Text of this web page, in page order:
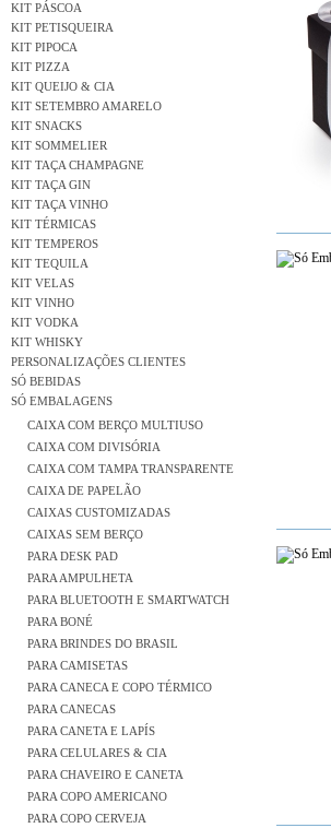
KIT PÁSCOA
KIT PETISQUEIRA
KIT PIPOCA
KIT PIZZA
KIT QUEIJO & CIA
KIT SETEMBRO AMARELO
KIT SNACKS
KIT SOMMELIER
KIT TAÇA CHAMPAGNE
KIT TAÇA GIN
KIT TAÇA VINHO
KIT TÉRMICAS
KIT TEMPEROS
KIT TEQUILA
KIT VELAS
KIT VINHO
KIT VODKA
KIT WHISKY
PERSONALIZAÇÕES CLIENTES
SÓ BEBIDAS
SÓ EMBALAGENS
CAIXA COM BERÇO MULTIUSO
CAIXA COM DIVISÓRIA
CAIXA COM TAMPA TRANSPARENTE
CAIXA DE PAPELÃO
CAIXAS CUSTOMIZADAS
CAIXAS SEM BERÇO
PARA DESK PAD
PARA AMPULHETA
PARA BLUETOOTH E SMARTWATCH
PARA BONÉ
PARA BRINDES DO BRASIL
PARA CAMISETAS
PARA CANECA E COPO TÉRMICO
PARA CANECAS
PARA CANETA E LAPÍS
PARA CELULARES & CIA
PARA CHAVEIRO E CANETA
PARA COPO AMERICANO
PARA COPO CERVEJA